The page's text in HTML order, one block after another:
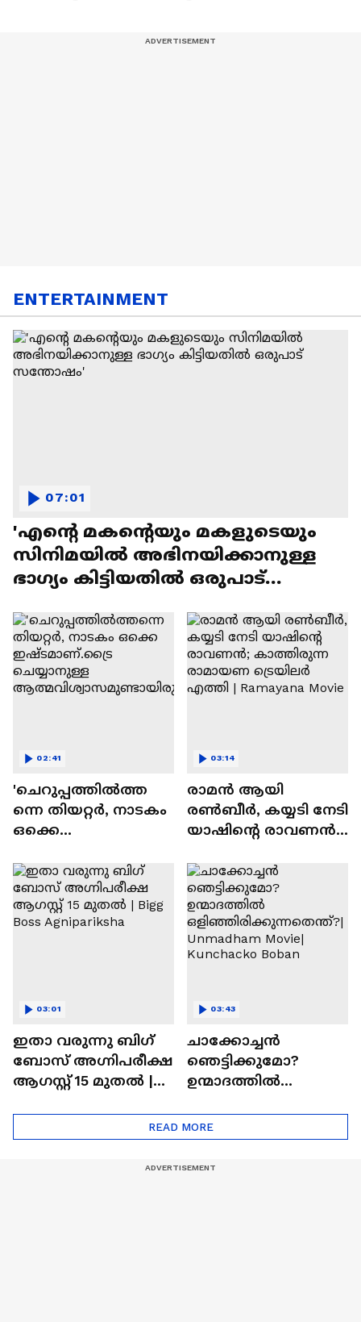
ENTERTAINMENT
'എന്റെ മകന്റെയും മകളുടെയും
സിനിമയിൽ അഭിനയിക്കാനുള്ള
ഭാഗ്യം കിട്ടിയതിൽ ഒരുപാട്
07:01
'ചെറുപ്പത്തിൽത്ത
ന്നെ തിയറ്റർ, നാടകം
ഒക്കെ
ചെയ്യാനുള്ള
ആത്മവിശ്വാസമുണ്ടാ
യിരുന്നില്ല'
02:41
രാമന്‍ ആയി
രൺബീർ, കയ്യടി നേടി
യാഷിന്റെ രാവണൻ;
രാമായണ ട്രെയിലർ
എത്തി | Ramayana
Movie
03:14
ഇതാ വരുന്നു ബിഗ്
ബോസ് അഗ്നിപരീക്ഷ
ആഗസ്റ്റ് 15 മുതൽ |
03:01
ചാക്കോച്ചന്‍
ഞെട്ടിക്കുമോ?
ഉന്മാദത്തിൽ
ന്ത്?| Unmadham
Movie| Kunchacko
03:43
READ MORE